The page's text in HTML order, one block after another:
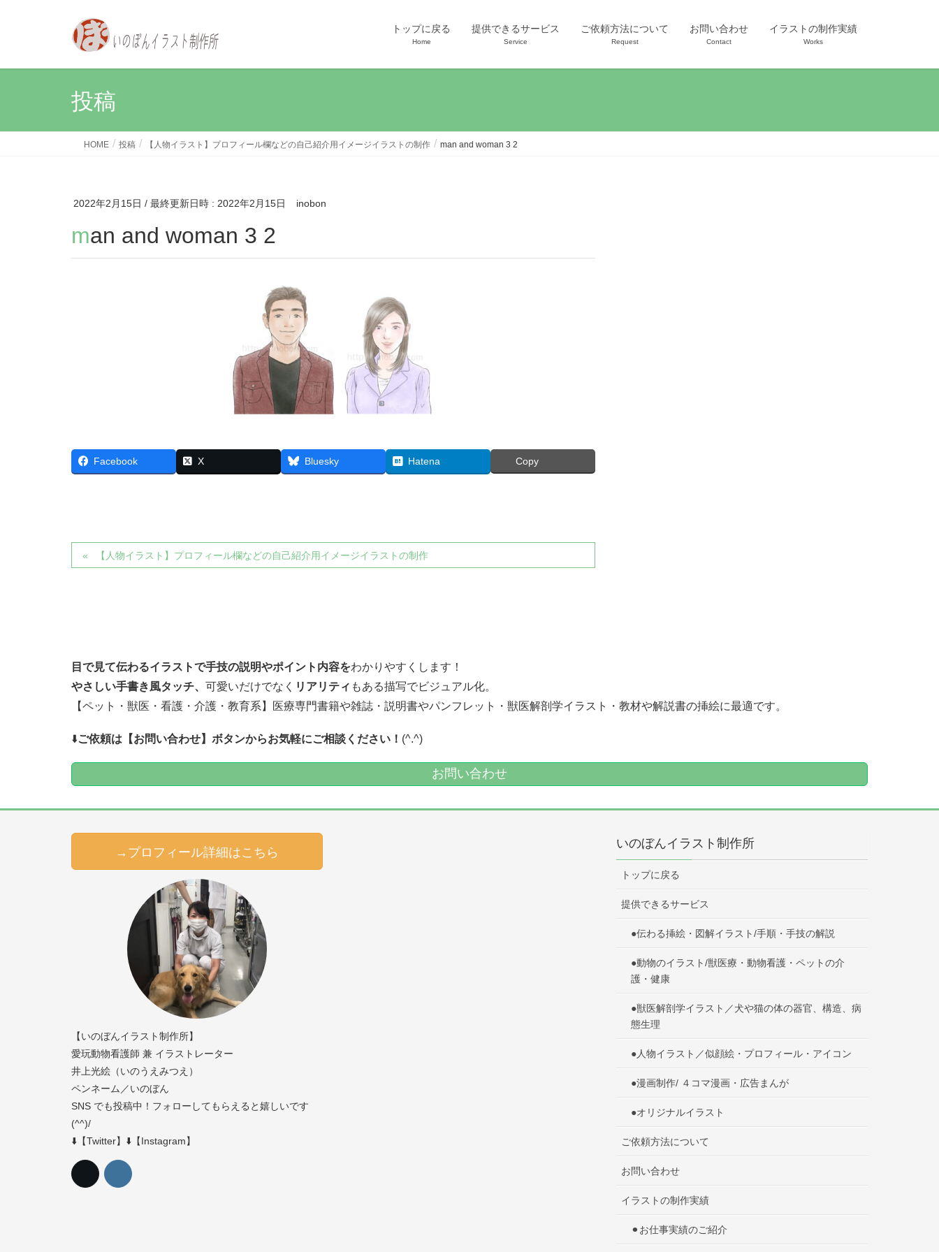
トップに戻る
Home
提供できるサービス
Service
ご依頼方法について
Request
お問い合わせ
Contact
イラストの制作実績
Works
投稿
HOME 投稿 【人物イラスト】プロフィール欄などの自己紹介用イメージイラストの制作 man and woman 3 2
2022年2月15日 / 最終更新日時 : 2022年2月15日 inobon
man and woman 3 2
Facebook X Bluesky Hatena Copy
【人物イラスト】プロフィール欄などの自己紹介用イメージイラストの制作
目で見て伝わるイラストで手技の説明やポイント内容をわかりやすくします！
やさしい手書き風タッチ、 可愛いだけでなく リアリティ もある描写でビジュアル化。
【ペット・獣医・看護・介護・教育系】医療専門書籍や雑誌・説明書やパンフレット・獣医解剖学イラスト・教材や解説書の挿絵に最適です。
⬇️ご依頼は【お問い合わせ】ボタンからお気軽にご相談ください！ (^.^)
お問い合わせ
→プロフィール詳細はこちら
【いのぼんイラスト制作所】
愛玩動物看護師 兼 イラストレーター
井上光絵（いのうえみつえ）
ペンネーム／いのぼん
SNS でも投稿中！フォローしてもらえると嬉しいです
(^^)/
⬇️【Twitter】⬇️【Instagram】
いのぼんイラスト制作所
トップに戻る
提供できるサービス
●伝わる挿絵・図解イラスト/手順・手技の解説
●動物のイラスト/獣医療・動物看護・ペットの介
護・健康
●獣医解剖学イラスト／犬や猫の体の器官、構造、病
態生理
●人物イラスト／似顔絵・プロフィール・アイコン
●漫画制作/ ４コマ漫画・広告まんが
●オリジナルイラスト
ご依頼方法について
お問い合わせ
イラストの制作実績
⚫︎お仕事実績のご紹介